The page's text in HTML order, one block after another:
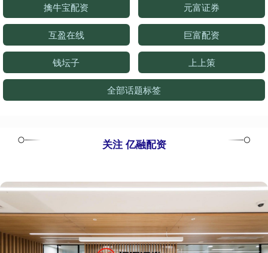
擒牛宝配资 元富证券
互盈在线 巨富配资
钱坛子 上上策
全部话题标签
关注 亿融配资